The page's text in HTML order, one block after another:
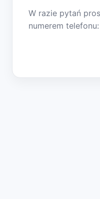
W razie pytań
numerem telefonu: